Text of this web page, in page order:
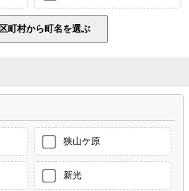
狭山ケ原
新光